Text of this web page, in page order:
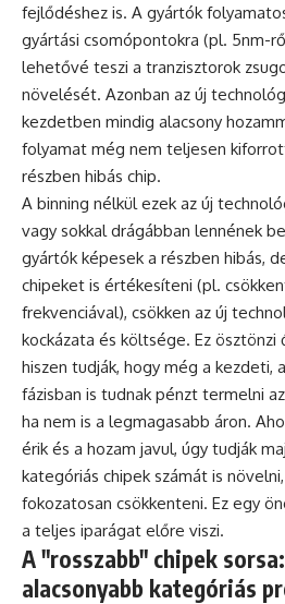
fejlődéshez is. A gyártók
gyártási csomópontokra (pl. 5nm-
lehetővé teszi a tranzisztorok
növelését. Azonban az új
kezdetben mindig alacsony
folyamat még nem teljesen
részben hibás chip.
A binning nélkül ezek az új
vagy sokkal drágábban lennének
gyártók képesek a részben hibás,
chipeket is értékesíteni (pl.
frekvenciával), csökken az új
kockázata és költsége. Ez ösztönzi
hiszen tudják, hogy még a kezdeti,
fázisban is tudnak pénzt termelni
ha nem is a legmagasabb áron.
érik és a hozam javul, úgy tudják
kategóriás chipek számát is
fokozatosan csökkenteni. Ez egy
a teljes iparágat előre viszi.
A "rosszabb" chipek
alacsonyabb kategóriás